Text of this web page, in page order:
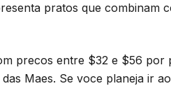
pratos que combinam
precos entre $32 e $56 por
Maes. Se voce planeja ir